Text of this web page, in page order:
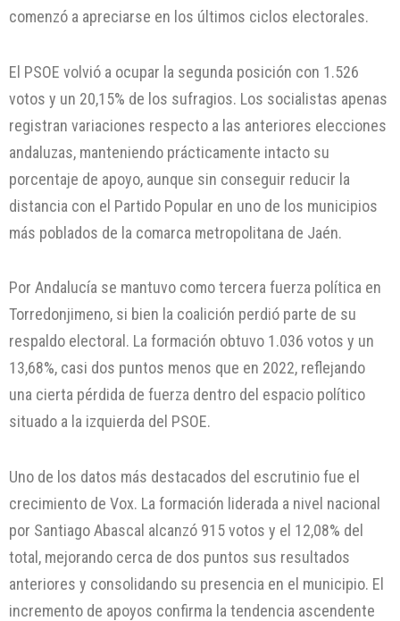
comenzó a apreciarse en los últimos ciclos electorales.
El PSOE volvió a ocupar la segunda posición con 1.526
votos y un 20,15% de los sufragios. Los socialistas apenas
registran variaciones respecto a las anteriores elecciones
andaluzas, manteniendo prácticamente intacto su
porcentaje de apoyo, aunque sin conseguir reducir la
distancia con el Partido Popular en uno de los municipios
más poblados de la comarca metropolitana de Jaén.
Por Andalucía se mantuvo como tercera fuerza política en
Torredonjimeno, si bien la coalición perdió parte de su
respaldo electoral. La formación obtuvo 1.036 votos y un
13,68%, casi dos puntos menos que en 2022, reflejando
una cierta pérdida de fuerza dentro del espacio político
situado a la izquierda del PSOE.
Uno de los datos más destacados del escrutinio fue el
crecimiento de Vox. La formación liderada a nivel nacional
por Santiago Abascal alcanzó 915 votos y el 12,08% del
total, mejorando cerca de dos puntos sus resultados
anteriores y consolidando su presencia en el municipio. El
incremento de apoyos confirma la tendencia ascendente